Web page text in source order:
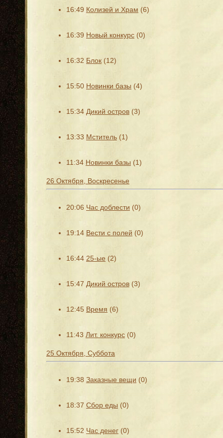
16:49 Колизей и Храм (6)
16:39 Новый конкурс (0)
16:32 Блок (12)
15:50 Новинки базы (4)
15:34 Дикий остров (3)
13:33 Мститель (1)
11:34 Новинки базы (1)
26 Октября, Воскресенье
20:06 Час доблести (0)
19:14 Вести с полей (0)
16:44 25-ые (2)
15:47 Дикий остров (3)
12:45 Время (6)
11:43 Лит. конкурс (0)
25 Октября, Суббота
19:38 Заказные вещи (0)
18:37 Сбор еды (0)
15:52 Час денег (0)